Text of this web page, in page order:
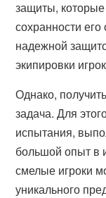
защиты,
сохранности
надежной
экипировки
Однако,
задача. Для
испытания,
большой опыт в
смелые игроки
уникального